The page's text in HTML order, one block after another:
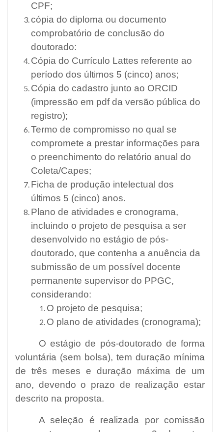
CPF;
cópia do diploma ou documento
comprobatório de conclusão do
doutorado:
Cópia do Currículo Lattes referente ao
período dos últimos 5 (cinco) anos;
Cópia do cadastro junto ao ORCID
(impressão em pdf da versão pública do
registro);
Termo de compromisso no qual se
compromete a prestar informações para
o preenchimento do relatório anual do
Coleta/Capes;
Ficha de produção intelectual dos
últimos 5 (cinco) anos.
Plano de atividades e cronograma,
incluindo o projeto de pesquisa a ser
desenvolvido no estágio de pós-
doutorado, que contenha a anuência da
submissão de um possível docente
permanente supervisor do PPGC,
considerando:
O projeto de pesquisa;
O plano de atividades (cronograma);
O estágio de pós-doutorado de forma
voluntária (sem bolsa), tem duração mínima
de três meses e duração máxima de um
ano, devendo o prazo de realização estar
descrito na proposta.
A seleção é realizada por comissão